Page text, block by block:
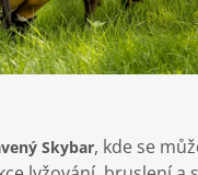
Skybar, kde se